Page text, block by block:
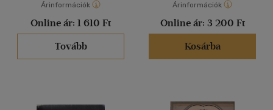
Árinformációk
Online ár: 1 610 Ft
Tovább
Árinformációk
Online ár: 3 200 Ft
Kosárba